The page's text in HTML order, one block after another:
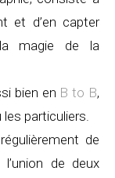
et d’en capter
magie de la
bien en B to B,
les particuliers.
de
de deux